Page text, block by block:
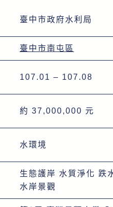
臺中市政府水利局
臺中市南屯區
107.01 – 107.08
約 37,000,000 元
水環境
生態護岸 水質淨化 跌
水岸景觀